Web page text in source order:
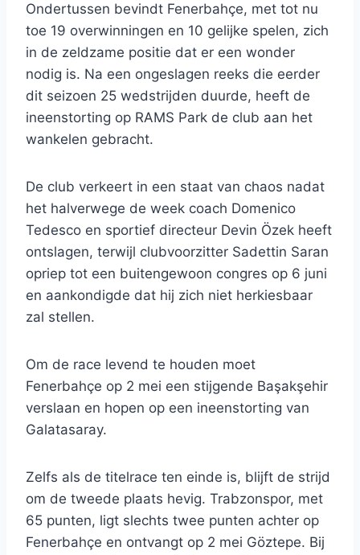
Ondertussen bevindt Fenerbahçe, met tot nu
toe 19 overwinningen en 10 gelijke spelen, zich
in de zeldzame positie dat er een wonder
nodig is. Na een ongeslagen reeks die eerder
dit seizoen 25 wedstrijden duurde, heeft de
ineenstorting op RAMS Park de club aan het
wankelen gebracht.
De club verkeert in een staat van chaos nadat
het halverwege de week coach Domenico
Tedesco en sportief directeur Devin Özek heeft
ontslagen, terwijl clubvoorzitter Sadettin Saran
opriep tot een buitengewoon congres op 6 juni
en aankondigde dat hij zich niet herkiesbaar
zal stellen.
Om de race levend te houden moet
Fenerbahçe op 2 mei een stijgende Başakşehir
verslaan en hopen op een ineenstorting van
Galatasaray.
Zelfs als de titelrace ten einde is, blijft de strijd
om de tweede plaats hevig. Trabzonspor, met
65 punten, ligt slechts twee punten achter op
Fenerbahçe en ontvangt op 2 mei Göztepe. Bij